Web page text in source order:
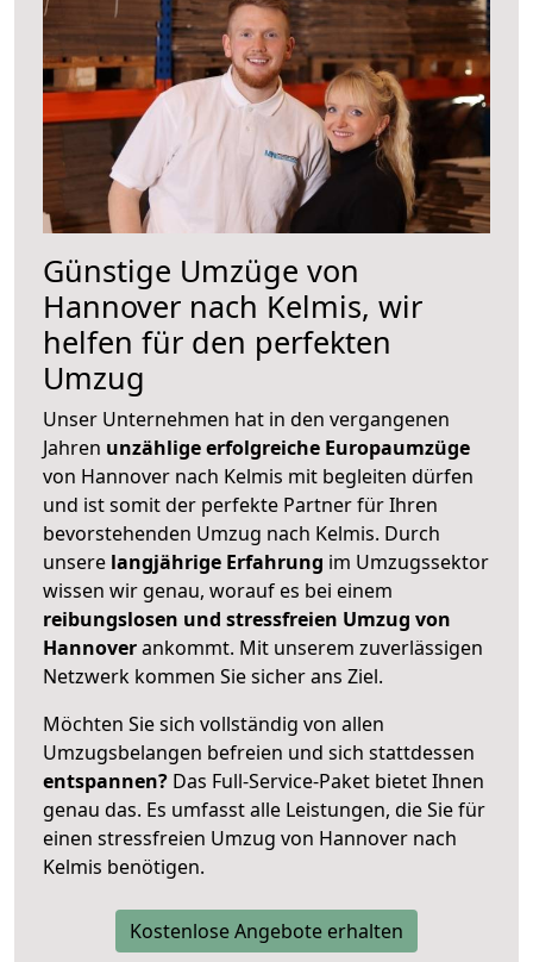
Günstige Umzüge von
Hannover nach Kelmis, wir
helfen für den perfekten
Umzug
Unser Unternehmen hat in den vergangenen
Jahren unzählige erfolgreiche Europaumzüge
von Hannover nach Kelmis mit begleiten dürfen
und ist somit der perfekte Partner für Ihren
bevorstehenden Umzug nach Kelmis. Durch
unsere langjährige Erfahrung im Umzugssektor
wissen wir genau, worauf es bei einem
reibungslosen und stressfreien Umzug von
Hannoverankommt. Mit unserem zuverlässigen
Netzwerk kommen Sie sicher ans Ziel.
Möchten Sie sich vollständig von allen
Umzugsbelangen befreien und sich stattdessen
entspannen? Das Full-Service-Paket bietet Ihnen
genau das. Es umfasst alle Leistungen, die Sie für
einen stressfreien Umzug von Hannover nach
Kelmis benötigen.
Kostenlose Angebote erhalten